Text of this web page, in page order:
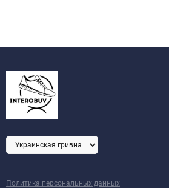
Политика персональных данных